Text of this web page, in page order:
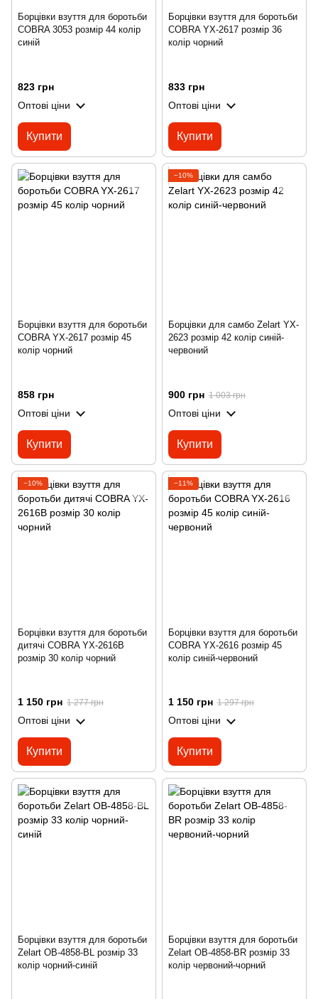
Борцівки взуття для боротьби
COBRA 3053 розмір 44 колір
синій
823 грн
Оптові ціни
Купити
Борцівки взуття для боротьби
COBRA YX-2617 розмір 36
колір чорний
833 грн
Оптові ціни
Купити
Борцівки взуття для боротьби
COBRA YX-2617 розмір 45
колір чорний
858 грн
Оптові ціни
Купити
−10%
Борцівки для самбо Zelart YX-
2623 розмір 42 колір синій-
червоний
900 грн 1 003 грн
Оптові ціни
Купити
−10%
Борцівки взуття для боротьби
дитячі COBRA YX-2616B
розмір 30 колір чорний
1 150 грн 1 277 грн
Оптові ціни
Купити
−11%
Борцівки взуття для боротьби
COBRA YX-2616 розмір 45
колір синій-червоний
1 150 грн 1 297 грн
Оптові ціни
Купити
Борцівки взуття для боротьби
Zelart OB-4858-BL розмір 33
колір чорний-синій
Борцівки взуття для боротьби
Zelart OB-4858-BR розмір 33
колір червоний-чорний